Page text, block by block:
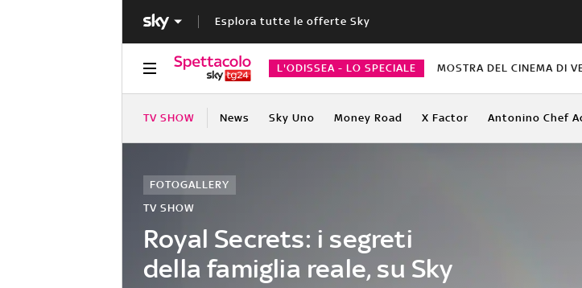
Esplora tutte le offerte Sky
L'ODISSEA - LO SPECIALE MOSTRA DEL CINEMA DI
TV SHOW News Sky Uno Money Road X Factor Antonino Chef
Royal Secrets: i segreti
della famiglia reale, su Sky
TV SHOW
FOTOGALLERY